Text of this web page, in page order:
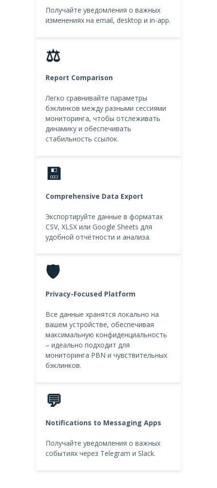
Получайте уведомления о важных
изменениях на email, desktop и in-app.
⚖️
Report Comparison
Легко сравнивайте параметры
бэклинков между разными сессиями
мониторинга, чтобы отслеживать
динамику и обеспечивать
стабильность ссылок.
💾
Comprehensive Data Export
Экспортируйте данные в форматах
CSV, XLSX или Google Sheets для
удобной отчётности и анализа.
🛡️
Privacy-Focused Platform
Все данные хранятся локально на
вашем устройстве, обеспечивая
максимальную конфиденциальность
– идеально подходит для
мониторинга PBN и чувствительных
бэклинков.
💬
Notifications to Messaging Apps
Получайте уведомления о важных
событиях через Telegram и Slack.